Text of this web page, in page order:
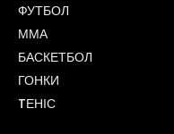
ФУТБОЛ
ММА
БАСКЕТБОЛ
ГОНКИ
TЕНІС